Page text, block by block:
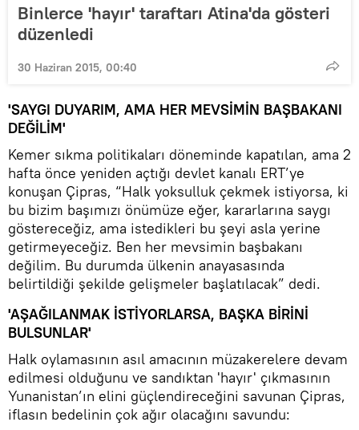
Binlerce 'hayır' taraftarı Atina'da gösteri
düzenledi
30 Haziran 2015, 00:40
'SAYGI DUYARIM, AMA HER MEVSİMİN BAŞBAKANI
DEĞİLİM'
Kemer sıkma politikaları döneminde kapatılan, ama 2
hafta önce yeniden açtığı devlet kanalı ERT’ye
konuşan Çipras, “Halk yoksulluk çekmek istiyorsa, ki
bu bizim başımızı önümüze eğer, kararlarına saygı
göstereceğiz, ama istedikleri bu şeyi asla yerine
getirmeyeceğiz. Ben her mevsimin başbakanı
değilim. Bu durumda ülkenin anayasasında
belirtildiği şekilde gelişmeler başlatılacak” dedi.
'AŞAĞILANMAK İSTİYORLARSA, BAŞKA BİRİNİ
BULSUNLAR'
Halk oylamasının asıl amacının müzakerelere devam
edilmesi olduğunu ve sandıktan 'hayır' çıkmasının
Yunanistan’ın elini güçlendireceğini savunan Çipras,
iflasın bedelinin çok ağır olacağını savundu: